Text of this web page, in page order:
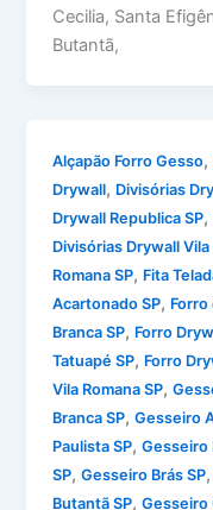
Cecilia, Santa
Butantã,
Alçapão Forro Gesso,
Drywall, Divisórias
Drywall Republica SP,
Divisórias Drywall Vila
Romana SP, Fita
Acartonado SP, Forro
Branca SP, Forro
Tatuapé SP, Forro
Vila Romana SP,
Branca SP,Gesseiro
Paulista SP,Gesseiro
SP,Gesseiro Brás SP
Butantã SP,Gesseiro